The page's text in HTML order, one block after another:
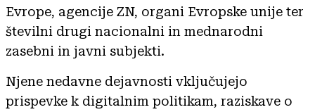
Evrope, agencije ZN, organi Evropske unije ter
številni drugi nacionalni in mednarodni
zasebni in javni subjekti.
Njene nedavne dejavnosti vključujejo
prispevke k digitalnim politikam, raziskave o